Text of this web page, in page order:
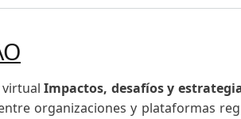
Impactos, desafíos y
organizaciones y plataformas